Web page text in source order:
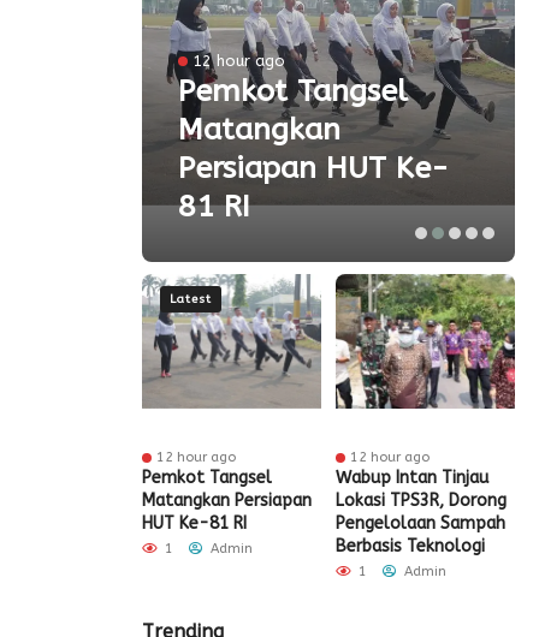
12 hour ago
Pemkot Tangsel
Matangkan
Persiapan HUT Ke-
81 RI
Latest
12 hour ago
Pemkot Tangsel
Matangkan Persiapan
HUT Ke-81 RI
1 Admin
12 hour ago
Wabup Intan Tinjau
Lokasi TPS3R, Dorong
Pengelolaan Sampah
Berbasis Teknologi
1 Admin
Trending